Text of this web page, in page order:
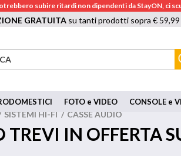
subire ritardi non dipendenti da StayON, ci
GRATUITAsu tanti prodotti sopra € 59,99
FOTO e VIDEO CONSOLE e
SISTEMI HI-FI / CASSE AUDIO
TREVI IN OFFERTA